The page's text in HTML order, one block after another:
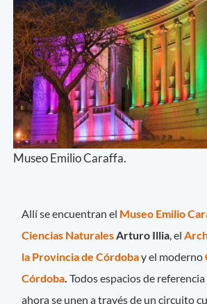
Museo Emilio Caraffa.
Allí se encuentran el Museo Emilio
Ciencias NaturalesArturo Illia, el
la Provincia de Córdobayel moderno
Córdoba. Todos espacios de
ahora se unen a través de un circuito